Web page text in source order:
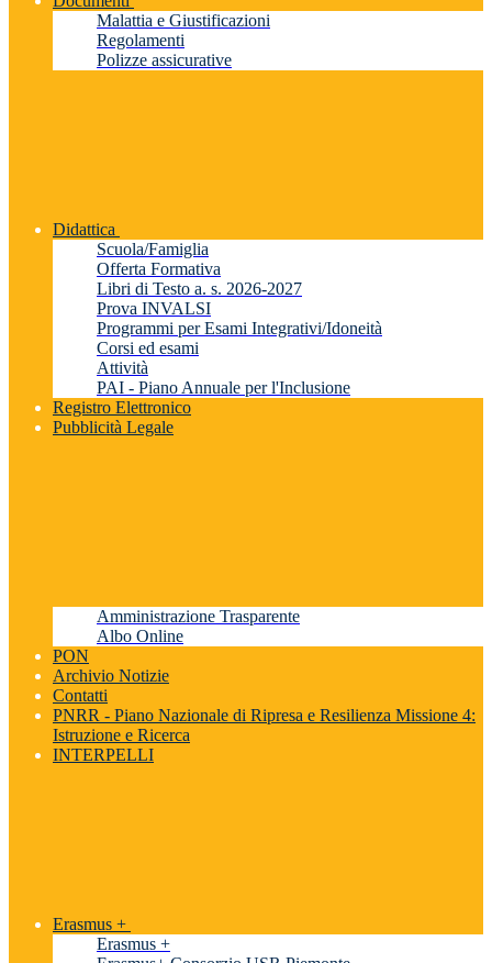
Malattia e Giustificazioni
Regolamenti
Polizze assicurative
Didattica
Scuola/Famiglia
Offerta Formativa
Libri di Testo a. s. 2026-2027
Prova INVALSI
Programmi per Esami Integrativi/Idoneità
Corsi ed esami
Attività
PAI - Piano Annuale per l'Inclusione
Registro Elettronico
Pubblicità Legale
Amministrazione Trasparente
Albo Online
PON
Archivio Notizie
Contatti
PNRR - Piano Nazionale di Ripresa e Resilienza Missione 4:
Istruzione e Ricerca
INTERPELLI
Erasmus +
Erasmus +